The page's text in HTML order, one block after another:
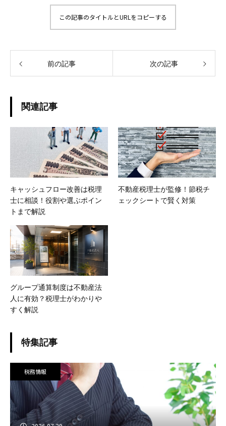
この記事のタイトルとURLをコピーする
前の記事 次の記事
関連記事
キャッシュフロー改善は税理
士に相談！役割や選ぶポイン
トまで解説
不動産税理士が監修！節税チ
ェックシートで賢く対策
グループ通算制度は不動産法
人に有効？税理士がわかりや
すく解説
特集記事
税務情報